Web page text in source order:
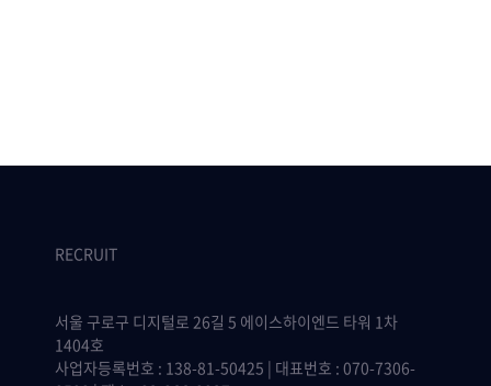
RECRUIT
서울 구로구 디지털로 26길 5 에이스하이엔드 타워 1차
1404호
사업자등록번호 : 138-81-50425 | 대표번호 : 070-7306-